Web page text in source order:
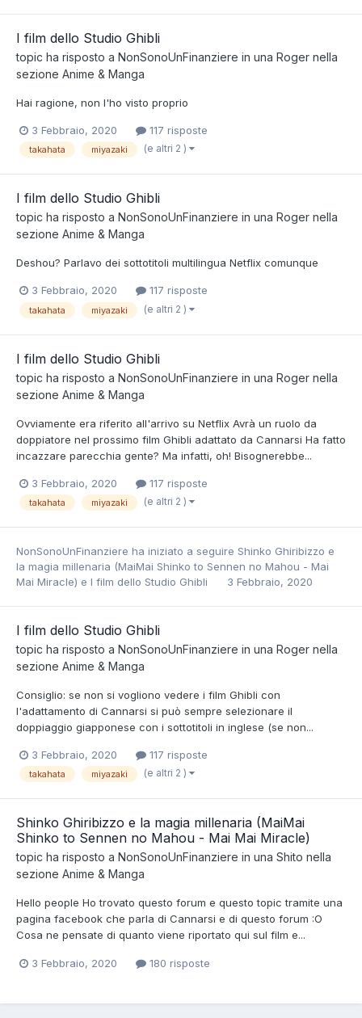
I film dello Studio Ghibli
topic ha risposto a NonSonoUnFinanziere in una Roger nella
sezione Anime & Manga
Hai ragione, non l'ho visto proprio
3 Febbraio, 2020 117 risposte
takahata miyazaki (e altri 2 )
I film dello Studio Ghibli
topic ha risposto a NonSonoUnFinanziere in una Roger nella
sezione Anime & Manga
Deshou? Parlavo dei sottotitoli multilingua Netflix comunque
3 Febbraio, 2020 117 risposte
takahata miyazaki (e altri 2 )
I film dello Studio Ghibli
topic ha risposto a NonSonoUnFinanziere in una Roger nella
sezione Anime & Manga
Ovviamente era riferito all'arrivo su Netflix Avrà un ruolo da
doppiatore nel prossimo film Ghibli adattato da Cannarsi Ha fatto
incazzare parecchia gente? Ma infatti, oh! Bisognerebbe...
3 Febbraio, 2020 117 risposte
takahata miyazaki (e altri 2 )
NonSonoUnFinanziere ha iniziato a seguire Shinko Ghiribizzo e
la magia millenaria (MaiMai Shinko to Sennen no Mahou - Mai
Mai Miracle) e I film dello Studio Ghibli 3 Febbraio, 2020
I film dello Studio Ghibli
topic ha risposto a NonSonoUnFinanziere in una Roger nella
sezione Anime & Manga
Consiglio: se non si vogliono vedere i film Ghibli con
l'adattamento di Cannarsi si può sempre selezionare il
doppiaggio giapponese con i sottotitoli in inglese (se non...
3 Febbraio, 2020 117 risposte
takahata miyazaki (e altri 2 )
Shinko Ghiribizzo e la magia millenaria (MaiMai
Shinko to Sennen no Mahou - Mai Mai Miracle)
topic ha risposto a NonSonoUnFinanziere in una Shito nella
sezione Anime & Manga
Hello people Ho trovato questo forum e questo topic tramite una
pagina facebook che parla di Cannarsi e di questo forum :O
Cosa ne pensate di quanto viene riportato qui sul film e...
3 Febbraio, 2020 180 risposte